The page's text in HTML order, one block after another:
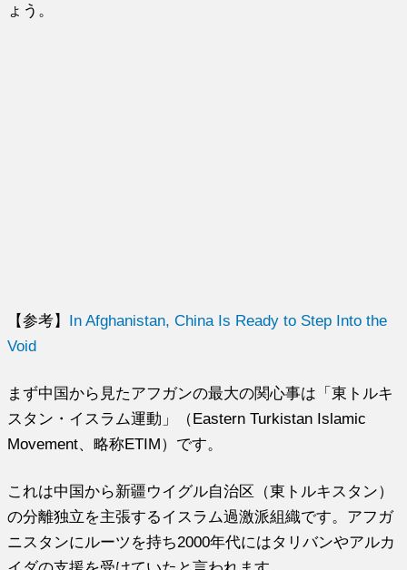
ょう。
【参考】 In Afghanistan, China Is Ready to Step Into the
Void
まず中国から見たアフガンの最大の関心事は「東トルキ
スタン・イスラム運動」（Eastern Turkistan Islamic
Movement、略称ETIM）です。
これは中国から新疆ウイグル自治区（東トルキスタン）
の分離独立を主張するイスラム過激派組織です。アフガ
ニスタンにルーツを持ち2000年代にはタリバンやアルカ